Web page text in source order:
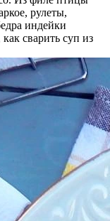
рулеты,
индейки
сварить суп из